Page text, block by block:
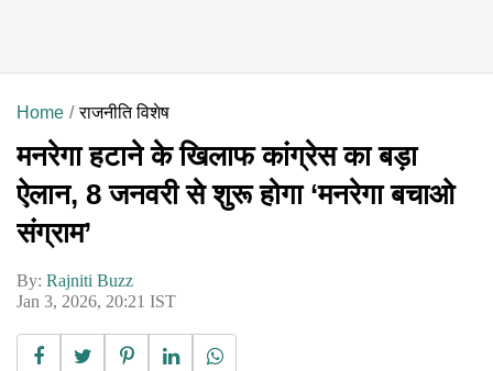
Home राजनीति विशेष
मनरेगा हटाने के खिलाफ कांग्रेस का बड़ा
ऐलान, 8 जनवरी से शुरू होगा ‘मनरेगा बचाओ
संग्राम’
By: Rajniti Buzz
Jan 3, 2026, 20:21 IST